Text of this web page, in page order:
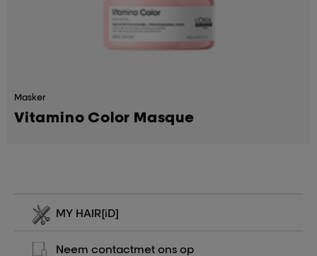
Masker
Vitamino Color Masque
MY HAIR[iD]
Neem contactmet ons op